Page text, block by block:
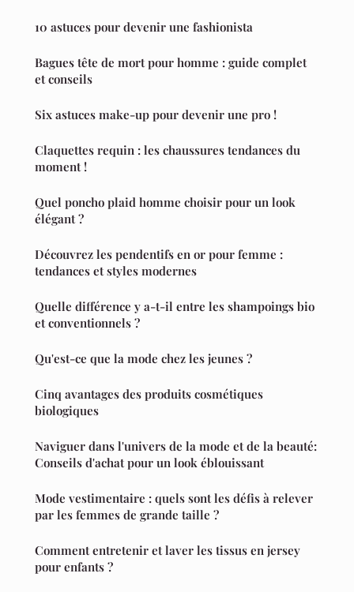
10 astuces pour devenir une fashionista
Bagues tête de mort pour homme : guide complet
et conseils
Six astuces make-up pour devenir une pro !
Claquettes requin : les chaussures tendances du
moment !
Quel poncho plaid homme choisir pour un look
élégant ?
Découvrez les pendentifs en or pour femme :
tendances et styles modernes
Quelle différence y a-t-il entre les shampoings bio
et conventionnels ?
Qu'est-ce que la mode chez les jeunes ?
Cinq avantages des produits cosmétiques
biologiques
Naviguer dans l'univers de la mode et de la beauté:
Conseils d'achat pour un look éblouissant
Mode vestimentaire : quels sont les défis à relever
par les femmes de grande taille ?
Comment entretenir et laver les tissus en jersey
pour enfants ?